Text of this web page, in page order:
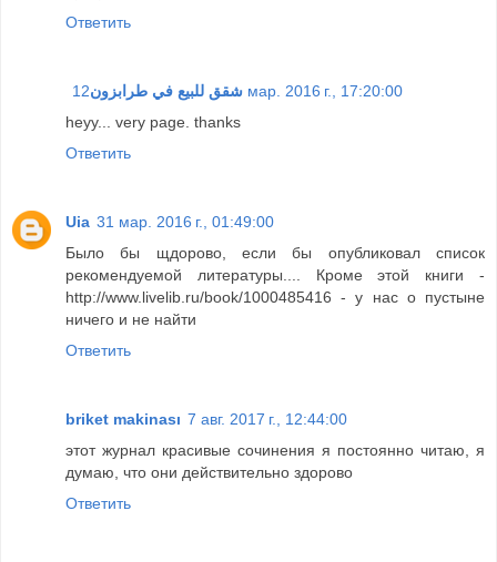
Ответить
شقق للبيع في طرابزون 12 мар. 2016 г., 17:20:00
heyy... very page. thanks
Ответить
Uia 31 мар. 2016 г., 01:49:00
Было бы щдорово, если бы опубликовал список
рекомендуемой литературы.... Кроме этой книги -
http://www.livelib.ru/book/1000485416 - у нас о пустыне
ничего и не найти
Ответить
briket makinası 7 авг. 2017 г., 12:44:00
этот журнал красивые сочинения я постоянно читаю, я
думаю, что они действительно здорово
Ответить